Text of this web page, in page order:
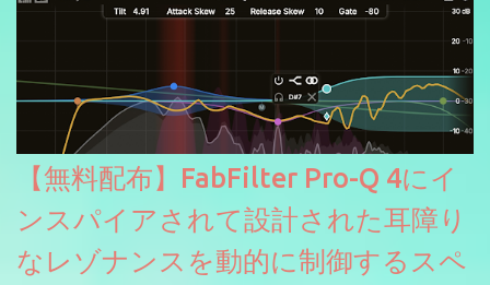
【無料配布】FabFilter Pro-Q 4にイ
ンスパイアされて設計された耳障り
なレゾナンスを動的に制御するスペ